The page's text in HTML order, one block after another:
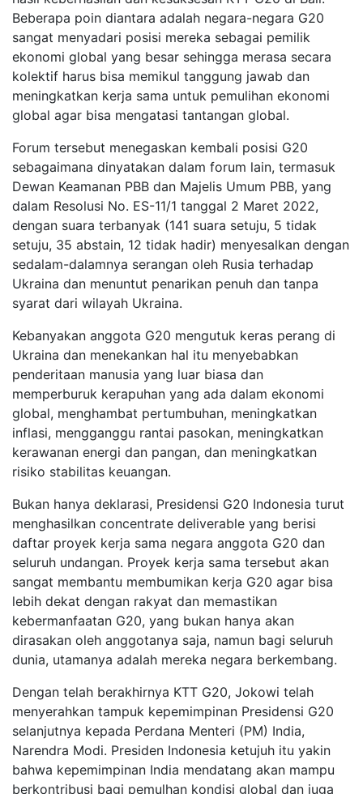
Beberapa poin diantara adalah negara-negara G20
sangat menyadari posisi mereka sebagai pemilik
ekonomi global yang besar sehingga merasa secara
kolektif harus bisa memikul tanggung jawab dan
meningkatkan kerja sama untuk pemulihan ekonomi
global agar bisa mengatasi tantangan global.
Forum tersebut menegaskan kembali posisi G20
sebagaimana dinyatakan dalam forum lain, termasuk
Dewan Keamanan PBB dan Majelis Umum PBB, yang
dalam Resolusi No. ES-11/1 tanggal 2 Maret 2022,
dengan suara terbanyak (141 suara setuju, 5 tidak
setuju, 35 abstain, 12 tidak hadir) menyesalkan dengan
sedalam-dalamnya serangan oleh Rusia terhadap
Ukraina dan menuntut penarikan penuh dan tanpa
syarat dari wilayah Ukraina.
Kebanyakan anggota G20 mengutuk keras perang di
Ukraina dan menekankan hal itu menyebabkan
penderitaan manusia yang luar biasa dan
memperburuk kerapuhan yang ada dalam ekonomi
global, menghambat pertumbuhan, meningkatkan
inflasi, mengganggu rantai pasokan, meningkatkan
kerawanan energi dan pangan, dan meningkatkan
risiko stabilitas keuangan.
Bukan hanya deklarasi, Presidensi G20 Indonesia turut
menghasilkan concentrate deliverable yang berisi
daftar proyek kerja sama negara anggota G20 dan
seluruh undangan. Proyek kerja sama tersebut akan
sangat membantu membumikan kerja G20 agar bisa
lebih dekat dengan rakyat dan memastikan
kebermanfaatan G20, yang bukan hanya akan
dirasakan oleh anggotanya saja, namun bagi seluruh
dunia, utamanya adalah mereka negara berkembang.
Dengan telah berakhirnya KTT G20, Jokowi telah
menyerahkan tampuk kepemimpinan Presidensi G20
selanjutnya kepada Perdana Menteri (PM) India,
Narendra Modi. Presiden Indonesia ketujuh itu yakin
bahwa kepemimpinan India mendatang akan mampu
berkontribusi bagi pemulhan kondisi global dan juga